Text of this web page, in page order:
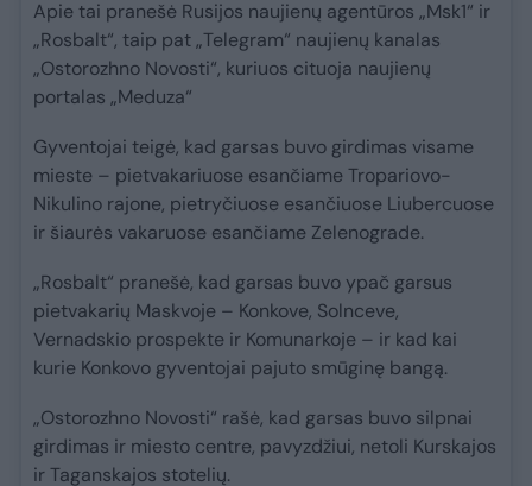
Apie tai pranešė Rusijos naujienų agentūros „Msk1“ ir
„Rosbalt“, taip pat „Telegram“ naujienų kanalas
„Ostorozhno Novosti“, kuriuos cituoja naujienų
portalas „Meduza“
Gyventojai teigė, kad garsas buvo girdimas visame
mieste – pietvakariuose esančiame Tropariovo-
Nikulino rajone, pietryčiuose esančiuose Liubercuose
ir šiaurės vakaruose esančiame Zelenograde.
„Rosbalt“ pranešė, kad garsas buvo ypač garsus
pietvakarių Maskvoje – Konkove, Solnceve,
Vernadskio prospekte ir Komunarkoje – ir kad kai
kurie Konkovo gyventojai pajuto smūginę bangą.
„Ostorozhno Novosti“ rašė, kad garsas buvo silpnai
girdimas ir miesto centre, pavyzdžiui, netoli Kurskajos
ir Taganskajos stotelių.